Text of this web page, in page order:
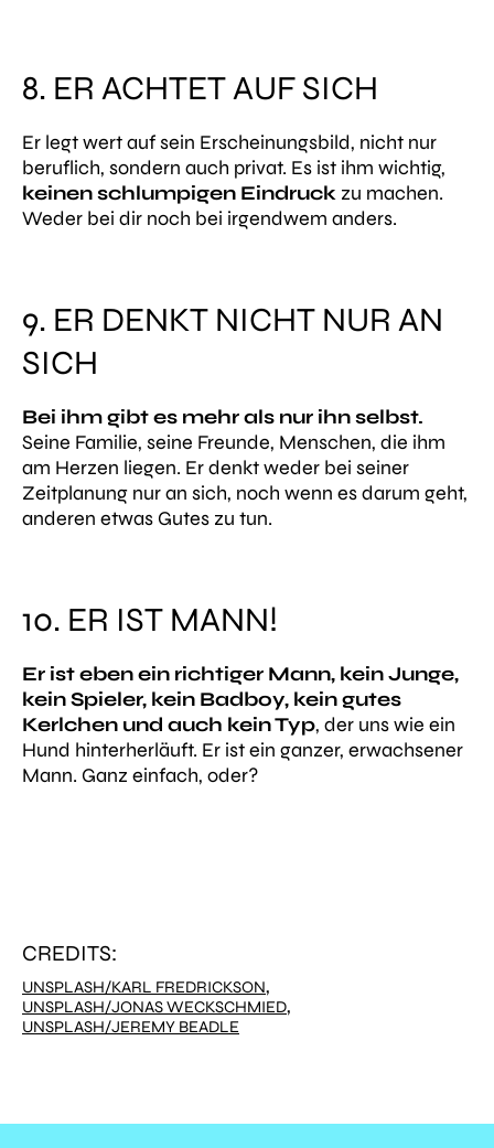
8. ER ACHTET AUF SICH
Er legt wert auf sein Erscheinungsbild, nicht nur
beruflich, sondern auch privat. Es ist ihm wichtig,
keinen schlumpigen Eindruck zu machen.
Weder bei dir noch bei irgendwem anders.
9. ER DENKT NICHT NUR AN
SICH
Bei ihm gibt es mehr als nur ihn selbst.
Seine Familie, seine Freunde, Menschen, die ihm
am Herzen liegen. Er denkt weder bei seiner
Zeitplanung nur an sich, noch wenn es darum geht,
anderen etwas Gutes zu tun.
10. ER IST MANN!
Er ist eben ein richtiger Mann, kein Junge,
kein Spieler, kein Badboy, kein gutes
Kerlchen und auch kein Typ, der uns wie ein
Hund hinterherläuft. Er ist ein ganzer, erwachsener
Mann. Ganz einfach, oder?
CREDITS:
UNSPLASH/KARL FREDRICKSON,
UNSPLASH/JONAS WECKSCHMIED,
UNSPLASH/JEREMY BEADLE